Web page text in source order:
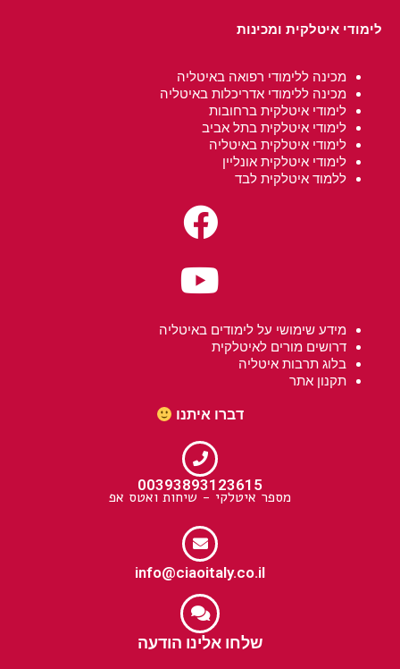
לימודי איטלקית ומכינות
מכינה ללימודי רפואה באיטליה
מכינה ללימודי אדריכלות באיטליה
לימודי איטלקית ברחובות
לימודי איטלקית בתל אביב
לימודי איטלקית באיטליה
לימודי איטלקית אונליין
ללמוד איטלקית לבד
מידע שימושי על לימודים באיטליה
דרושים מורים לאיטלקית
בלוג תרבות איטליה
תקנון אתר
דברו איתנו
00393893123615
מספר איטלקי - שיחות ואטס אפ
info@ciaoitaly.co.il
שלחו אלינו הודעה